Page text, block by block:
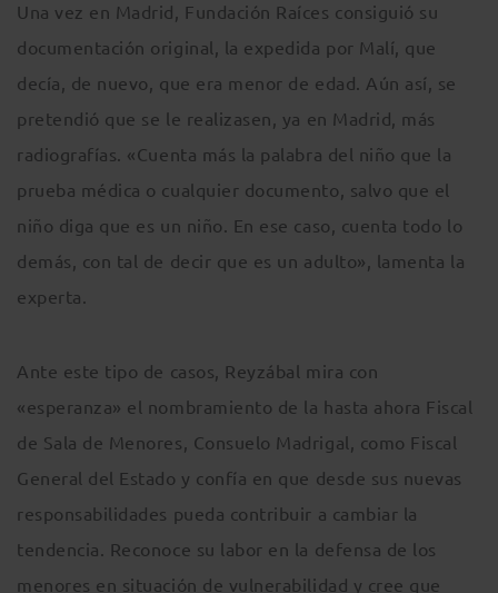
Una vez en Madrid, Fundación Raíces consiguió su
documentación original, la expedida por Malí, que
decía, de nuevo, que era menor de edad. Aún así, se
pretendió que se le realizasen, ya en Madrid, más
radiografías. «Cuenta más la palabra del niño que la
prueba médica o cualquier documento, salvo que el
niño diga que es un niño. En ese caso, cuenta todo lo
demás, con tal de decir que es un adulto», lamenta la
experta.
Ante este tipo de casos, Reyzábal mira con
«esperanza» el nombramiento de la hasta ahora Fiscal
de Sala de Menores, Consuelo Madrigal, como Fiscal
General del Estado y confía en que desde sus nuevas
responsabilidades pueda contribuir a cambiar la
tendencia. Reconoce su labor en la defensa de los
menores en situación de vulnerabilidad y cree que